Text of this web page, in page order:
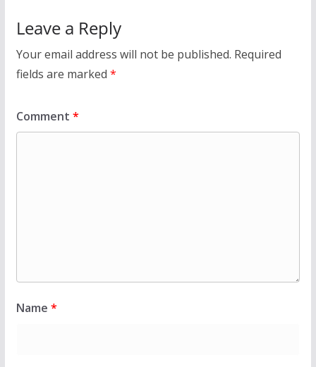
Leave a Reply
Your email address will not be published. Required
fields are marked *
Comment *
Name *